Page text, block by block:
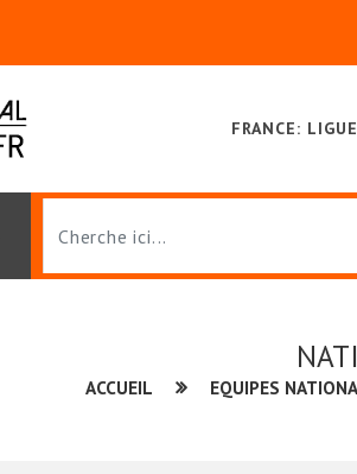
FRANCE:
ACCUEIL EQUIPES